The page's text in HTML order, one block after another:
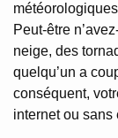
Peut-être
neige, des
quelqu’un a
conséquent,
internet ou sans